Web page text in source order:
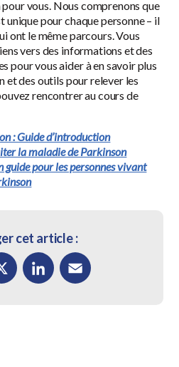
pour vous. Nous comprenons que
unique pour chaque personne – il
ont le même parcours. Vous
vers des informations et des
pour vous aider à en savoir plus
et des outils pour relever les
rencontrer au cours de
: Guide d’introduction
la maladie de Parkinson
guide pour les personnes vivant
cet article :